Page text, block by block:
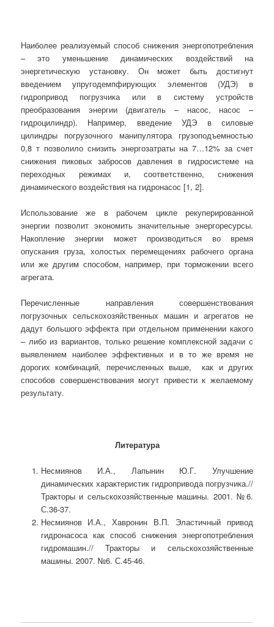
Наиболее реализуемый способ снижения энергопотребления
– это уменьшение динамических воздействий на
энергетическую установку. Он может быть достигнут
введением упругодемпфирующих элементов (УДЭ) в
гидропривод погрузчика или в систему устройств
преобразования энергии (двигатель – насос, насос –
гидроцилиндр). Например, введение УДЭ в силовые
цилиндры погрузочного манипулятора грузоподъемностью
0,8 т позволило снизить энергозатраты на 7…12% за счет
снижения пиковых забросов давления в гидросистеме на
переходных режимах и, соответственно, снижения
динамического воздействия на гидронасос [1, 2].
Использование же в рабочем цикле рекуперированной
энергии позволит экономить значительные энергоресурсы.
Накопление энергии может производиться во время
опускания груза, холостых перемещениях рабочего органа
или же другим способом, например, при торможении всего
агрегата.
Перечисленные направления совершенствования
погрузочных сельскохозяйственных машин и агрегатов не
дадут большого эффекта при отдельном применении какого
– либо из вариантов, только решение комплексной задачи с
выявлением наиболее эффективных и в то же время не
дорогих комбинаций, перечисленных выше, как и других
способов совершенствования могут привести к желаемому
результату.
Литература
Несмиянов И.А., Лапынин Ю.Г. Улучшение
динамических характеристик гидропривода погрузчика.//
Тракторы и сельскохозяйственные машины. 2001. №6.
С.36-37.
Несмиянов И.А., Хавронин В.П. Эластичный привод
гидронасоса как способ снижения энергопотребления
гидромашин.// Тракторы и сельскохозяйственные
машины. 2007. №6. С.45-46.